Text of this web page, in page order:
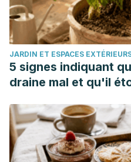
disease/2020/what-
JARDIN ET ESPACES
5 signes indiquant
draine mal et qu'il